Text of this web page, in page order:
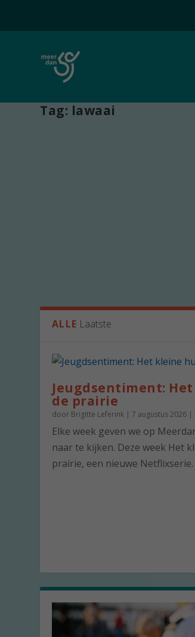
Tag: lawaai
ALLE Laatste
Jeugdsentiment:
de prairie
door Brigitte Leferink |7 augustus 2026 |
Elke week geven we op
naar te kijken. Deze week Het
prairie, een nieuwe Netflixserie.